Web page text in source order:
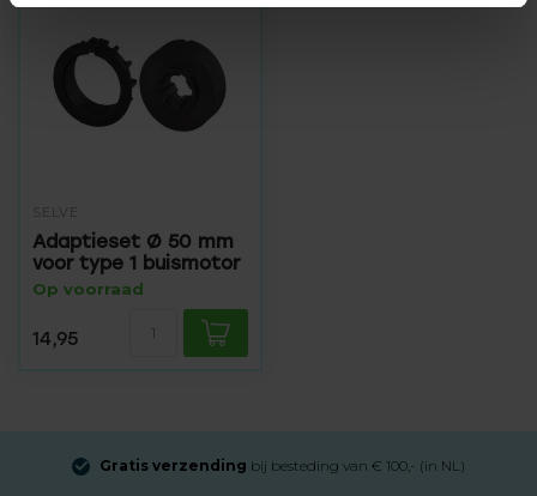
SELVE
Adaptieset Ø 50 mm
voor type 1 buismotor
Op voorraad
14,95
Gratis verzending bij besteding van € 100,- (in NL)